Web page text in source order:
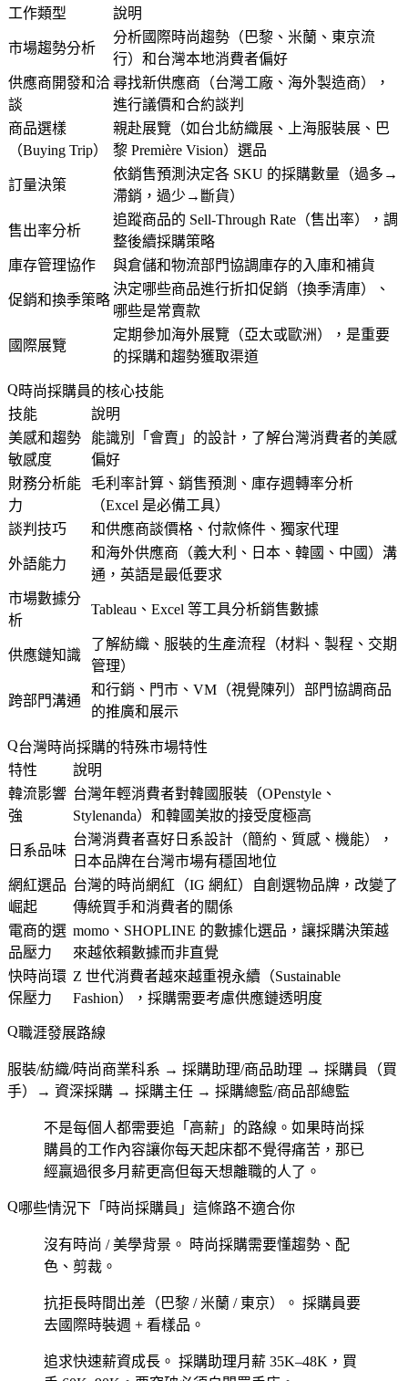
工作類型
說明
市場趨勢分析
分析國際時尚趨勢（巴黎、米蘭、東京流
行）和台灣本地消費者偏好
供應商開發和洽
談
尋找新供應商（台灣工廠、海外製造商），
進行議價和合約談判
商品選樣
（Buying Trip）
親赴展覽（如台北紡織展、上海服裝展、巴
黎 Première Vision）選品
訂量決策
依銷售預測決定各 SKU 的採購數量（過多→
滯銷，過少→斷貨）
售出率分析
追蹤商品的 Sell-Through Rate（售出率），調
整後續採購策略
庫存管理協作
與倉儲和物流部門協調庫存的入庫和補貨
促銷和換季策略
決定哪些商品進行折扣促銷（換季清庫）、
哪些是常賣款
國際展覽
定期參加海外展覽（亞太或歐洲），是重要
的採購和趨勢獲取渠道
時尚採購員的核心技能
技能
說明
美感和趨勢
敏感度
能識別「會賣」的設計，了解台灣消費者的美感
偏好
財務分析能
力
毛利率計算、銷售預測、庫存週轉率分析
（Excel 是必備工具）
談判技巧
和供應商談價格、付款條件、獨家代理
外語能力
和海外供應商（義大利、日本、韓國、中國）溝
通，英語是最低要求
市場數據分
析
Tableau、Excel 等工具分析銷售數據
供應鏈知識
了解紡織、服裝的生產流程（材料、製程、交期
管理）
跨部門溝通
和行銷、門市、VM（視覺陳列）部門協調商品
的推廣和展示
台灣時尚採購的特殊市場特性
特性
說明
韓流影響
強
台灣年輕消費者對韓國服裝（OPenstyle、
Stylenanda）和韓國美妝的接受度極高
日系品味
台灣消費者喜好日系設計（簡約、質感、機能），
日本品牌在台灣市場有穩固地位
網紅選品
崛起
台灣的時尚網紅（IG 網紅）自創選物品牌，改變了
傳統買手和消費者的關係
電商的選
品壓力
momo、SHOPLINE 的數據化選品，讓採購決策越
來越依賴數據而非直覺
快時尚環
保壓力
Z 世代消費者越來越重視永續（Sustainable
Fashion），採購需要考慮供應鏈透明度
職涯發展路線
服裝/紡織/時尚商業科系 → 採購助理/商品助理 → 採購員（買
手）→ 資深採購 → 採購主任 → 採購總監/商品部總監
不是每個人都需要追「高薪」的路線。如果時尚採
購員的工作內容讓你每天起床都不覺得痛苦，那已
經贏過很多月薪更高但每天想離職的人了。
哪些情況下「時尚採購員」這條路不適合你
沒有時尚 / 美學背景。
時尚採購需要懂趨勢、配
色、剪裁。
抗拒長時間出差（巴黎 / 米蘭 / 東京）。 採購員要
去國際時裝週 + 看樣品。
追求快速薪資成長。 採購助理月薪 35K–48K，買